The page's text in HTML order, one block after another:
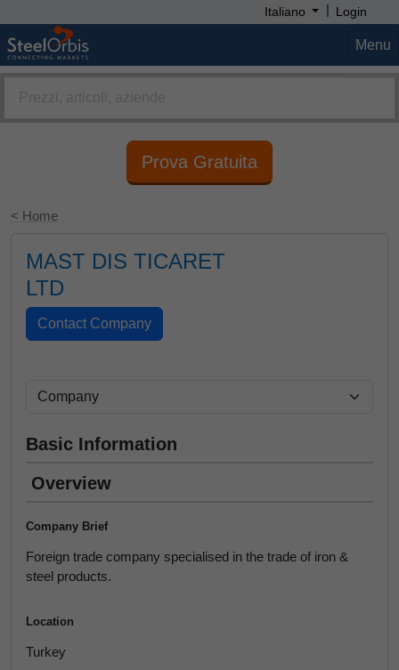
Italiano | Login
Menu
Prova Gratuita
< Home
MAST DIS TICARET
LTD
Basic Information
Overview
Company Brief
Foreign trade company specialised in the trade of iron &
steel products.
Location
Turkey